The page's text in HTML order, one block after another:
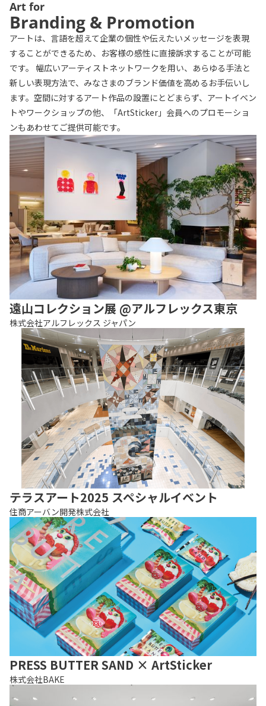
Art for
Branding & Promotion
アートは、言語を超えて企業の個性や伝えたいメッセージを表現
することができるため、お客様の感性に直接訴求することが可能
です。 幅広いアーティストネットワークを用い、あらゆる手法と
新しい表現方法で、みなさまのブランド価値を高めるお手伝いし
ます。空間に対するアート作品の設置にとどまらず、アートイベン
トやワークショップの他、「ArtSticker」会員へのプロモーショ
ンもあわせてご提供可能です。
遠山コレクション展 @アルフレックス東京
株式会社アルフレックス ジャパン
テラスアート2025 スペシャルイベント
住商アーバン開発株式会社
PRESS BUTTER SAND × ArtSticker
株式会社BAKE